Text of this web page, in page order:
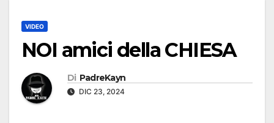
VIDEO
NOI amici della CHIESA
Di PadreKayn
DIC 23, 2024